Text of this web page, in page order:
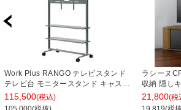
Work Plus RANGO テレビスタンド
テレビ台 モニタースタンド キャスタ
ー付き オフィス 会議室 業務用 幅
1200×奥行600×高さ1845mm
115,500(税込)
ラシーヌ
収納 隠し
1488×奥行
21,800(税